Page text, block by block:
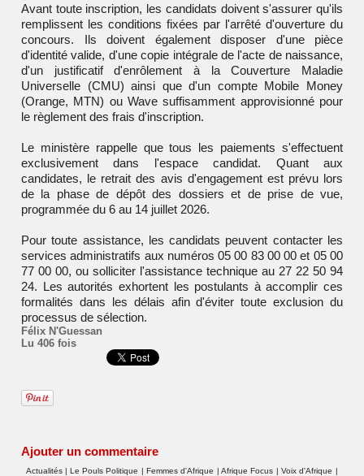
Avant toute inscription, les candidats doivent s'assurer qu'ils
remplissent les conditions fixées par l'arrêté d'ouverture du
concours. Ils doivent également disposer d'une pièce
d'identité valide, d'une copie intégrale de l'acte de naissance,
d'un justificatif d'enrôlement à la Couverture Maladie
Universelle (CMU) ainsi que d'un compte Mobile Money
(Orange, MTN) ou Wave suffisamment approvisionné pour
le règlement des frais d'inscription.
Le ministère rappelle que tous les paiements s'effectuent
exclusivement dans l'espace candidat. Quant aux
candidates, le retrait des avis d'engagement est prévu lors
de la phase de dépôt des dossiers et de prise de vue,
programmée du 6 au 14 juillet 2026.
Pour toute assistance, les candidats peuvent contacter les
services administratifs aux numéros 05 00 83 00 00 et 05 00
77 00 00, ou solliciter l'assistance technique au 27 22 50 94
24. Les autorités exhortent les postulants à accomplir ces
formalités dans les délais afin d'éviter toute exclusion du
processus de sélection.
Félix N'Guessan
Lu 406 fois
Ajouter un commentaire
Actualités | Le Pouls Politique | Femmes d'Afrique | Afrique Focus | Voix d'Afrique |